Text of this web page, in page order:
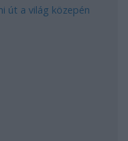
út a világ közepén